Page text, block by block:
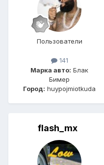
Пользователи
141
Марка авто: Блак
Бимер
Город: huypojmiotkuda
flash_mx